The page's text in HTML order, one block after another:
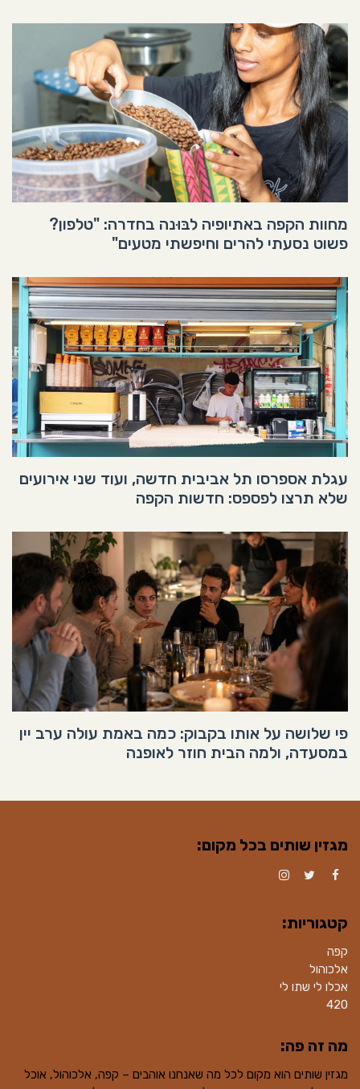
מחוות הקפה באתיופיה לבּוּנה בחדרה: "טלפון?
פשוט נסעתי להרים וחיפשתי מטעים"
עגלת אספרסו תל אביבית חדשה, ועוד שני אירועים
שלא תרצו לפספס: חדשות הקפה
פי שלושה על אותו בקבוק: כמה באמת עולה ערב יין
במסעדה, ולמה הבית חוזר לאופנה
מגזין שותים בכל מקום:
קטגוריות:
קפה
אלכוהול
אכלו לי שתו לי
420
מה זה פה:
מגזין שותים הוא מקום לכל מה שאנחנו אוהבים – קפה, אלכוהול, אוכל